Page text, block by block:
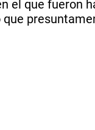
el que fueron